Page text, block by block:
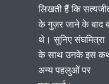
लिखती हैं कि
के गुज़र जाने के बाद
थे। सुनिए संघमित्रा
के साथ उनके इस
अन्य पहलुओं पर